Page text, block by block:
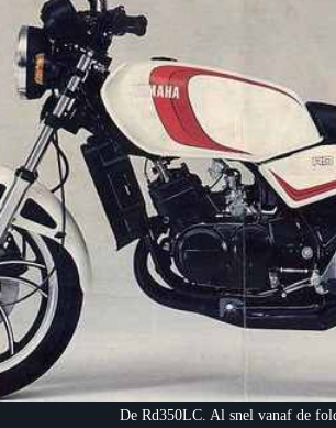
De Rd350LC. Al snel vanaf de